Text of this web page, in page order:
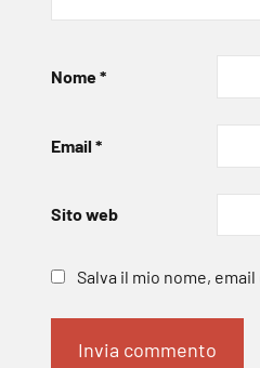
Nome*
Email *
Sito web
Salva il mio nome,